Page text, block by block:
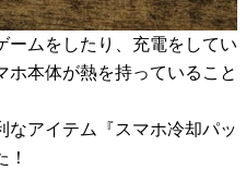
ームをしたり、充電をしてい
ホ本体が熱を持っていること
なアイテム『スマホ冷却パッ
！